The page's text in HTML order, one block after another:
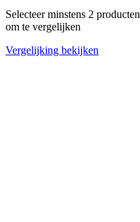
Selecteer minstens 2 producten
om te vergelijken
Vergelijking bekijken